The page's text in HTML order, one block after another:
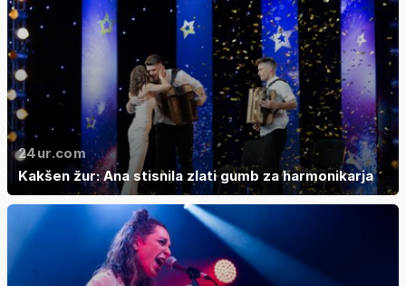
24ur.com
Kakšen žur: Ana stisnila zlati gumb za harmonikarja